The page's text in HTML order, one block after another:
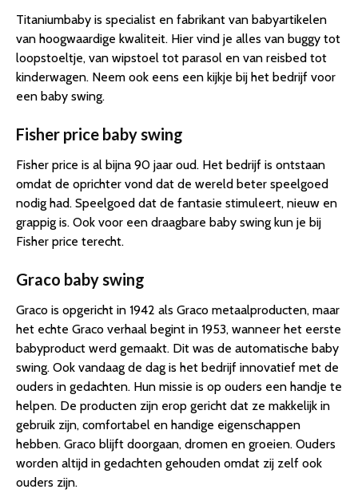
Titaniumbaby is specialist en fabrikant van babyartikelen
van hoogwaardige kwaliteit. Hier vind je alles van buggy tot
loopstoeltje, van wipstoel tot parasol en van reisbed tot
kinderwagen. Neem ook eens een kijkje bij het bedrijf voor
een baby swing.
Fisher price baby swing
Fisher price is al bijna 90 jaar oud. Het bedrijf is ontstaan
omdat de oprichter vond dat de wereld beter speelgoed
nodig had. Speelgoed dat de fantasie stimuleert, nieuw en
grappig is. Ook voor een draagbare baby swing kun je bij
Fisher price terecht.
Graco baby swing
Graco is opgericht in 1942 als Graco metaalproducten, maar
het echte Graco verhaal begint in 1953, wanneer het eerste
babyproduct werd gemaakt. Dit was de automatische baby
swing. Ook vandaag de dag is het bedrijf innovatief met de
ouders in gedachten. Hun missie is op ouders een handje te
helpen. De producten zijn erop gericht dat ze makkelijk in
gebruik zijn, comfortabel en handige eigenschappen
hebben. Graco blijft doorgaan, dromen en groeien. Ouders
worden altijd in gedachten gehouden omdat zij zelf ook
ouders zijn.